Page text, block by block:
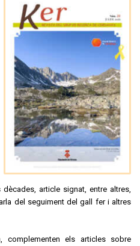
article signat, entre altres,
del seguiment del gall fer i altres
complementen els articles sobre